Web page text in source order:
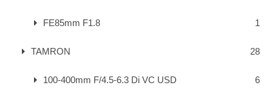
FE85mm F1.8 1
TAMRON 28
100-400mm F/4.5-6.3 Di VC USD 6